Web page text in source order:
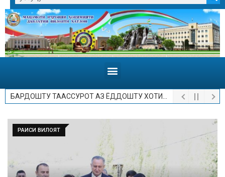
БАРДОШТУ ТААССУРОТ АЗ ЁДДОШТУ ХОТИРОТ.
РАИСИ ВИЛОЯТ